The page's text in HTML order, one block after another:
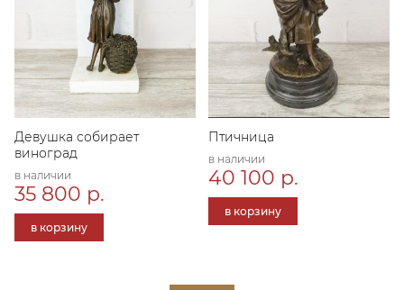
Девушка собирает
виноград
в наличии
35 800 р.
в корзину
Птичница
в наличии
40 100 р.
в корзину